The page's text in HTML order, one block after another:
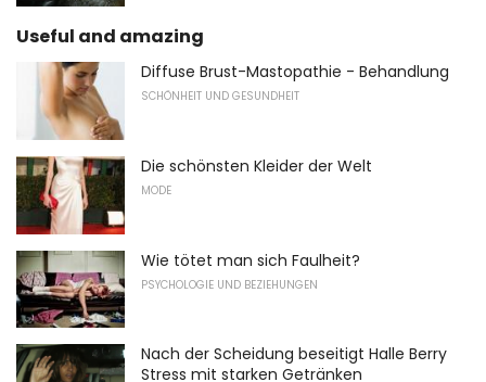
Useful and amazing
Diffuse Brust-Mastopathie - Behandlung
SCHÖNHEIT UND GESUNDHEIT
Die schönsten Kleider der Welt
MODE
Wie tötet man sich Faulheit?
PSYCHOLOGIE UND BEZIEHUNGEN
Nach der Scheidung beseitigt Halle Berry
Stress mit starken Getränken